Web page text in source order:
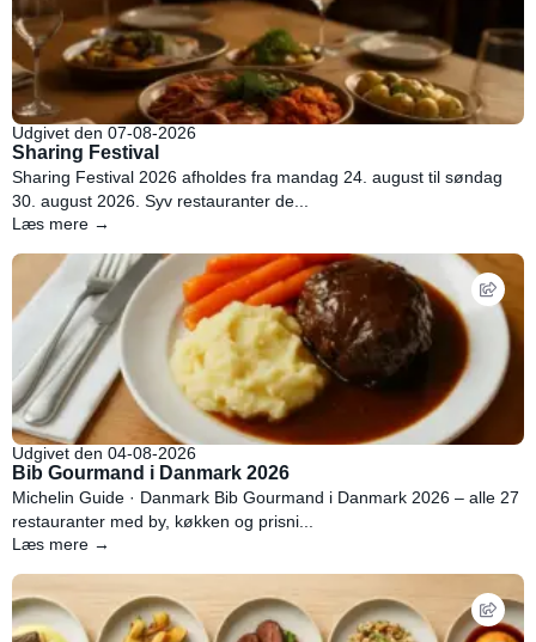
Udgivet den 07-08-2026
Sharing Festival
Sharing Festival 2026 afholdes fra mandag 24. august til søndag
30. august 2026. Syv restauranter de...
Læs mere →
Udgivet den 04-08-2026
Bib Gourmand i Danmark 2026
Michelin Guide · Danmark Bib Gourmand i Danmark 2026 – alle 27
restauranter med by, køkken og prisni...
Læs mere →